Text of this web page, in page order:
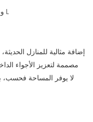
وصف المنتج لمدفأة الزاوية على شكل حرف L
مصممة لتعزيز الأجواء